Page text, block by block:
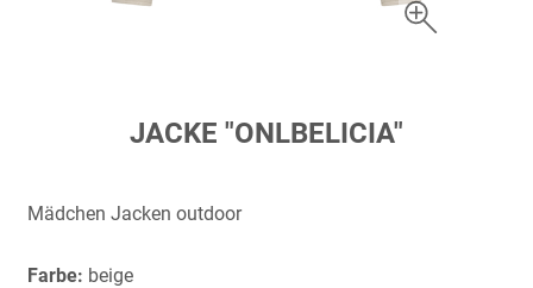
springen
JACKE "ONLBELICIA"
Mädchen Jacken outdoor
Farbe: beige